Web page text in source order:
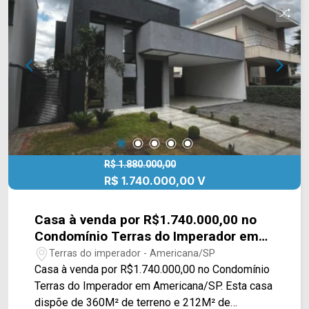
cartorio a matricula individual. *Aceita permuta.
Localizado no bairro Loteamento Industrial
Machadinho, este condomínio está próximo à Av.
Bandeirantes, Av. Ângelo Pascote, Av. Abdo Najar
e Rod. Luiz de Queiroz. Esta região conta com
Sesi, Kintal Lanches. Entre em contato com a
equipe da Arbix Imóveis e agende a sua visita!!
WhatsApp e Telefone: (19) 3475-4546 ARBIX
IMÓVEIS - Presente em cada mudança!
R$ 1.880.000,00
R$ 1.740.000,00 V
Casa à venda por R$1.740.000,00 no
Condomínio Terras do Imperador em
Americana/SP
Terras do imperador - Americana/SP
Casa à venda por R$1.740.000,00 no Condomínio
Terras do Imperador em Americana/SP. Esta casa
dispõe de 360M² de terreno e 212M² de